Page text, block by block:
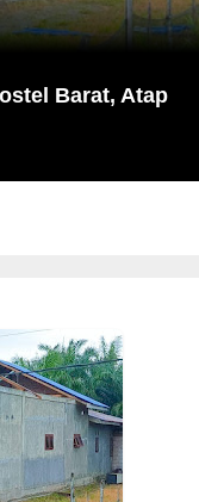
Barat, Atap